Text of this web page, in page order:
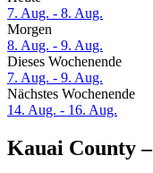
7. Aug. - 8. Aug.
Morgen
8. Aug. - 9. Aug.
Dieses Wochenende
7. Aug. - 9. Aug.
Nächstes Wochenende
14. Aug. - 16. Aug.
Kauai County